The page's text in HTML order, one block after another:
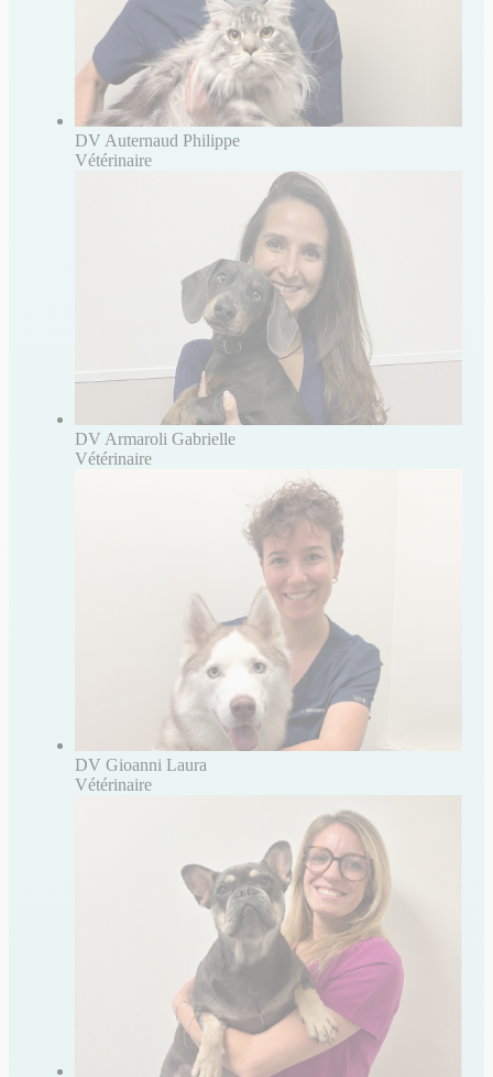
DV Auternaud Philippe
Vétérinaire
DV Armaroli Gabrielle
Vétérinaire
DV Gioanni Laura
Vétérinaire